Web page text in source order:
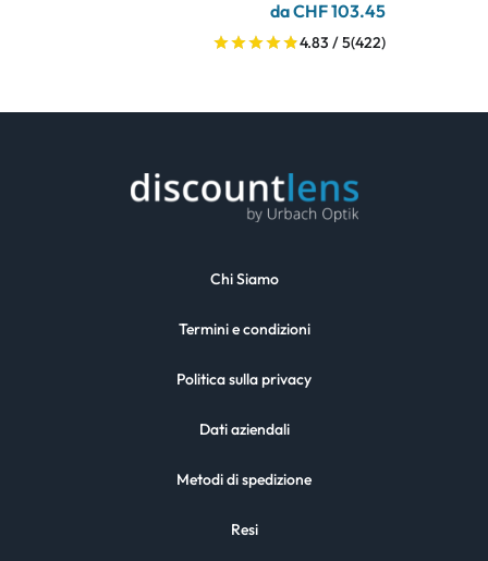
da CHF 103.45
4.83 / 5(422)
Chi Siamo
Termini e condizioni
Politica sulla privacy
Dati aziendali
Metodi di spedizione
Resi